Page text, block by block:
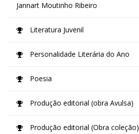
Jannart Moutinho Ribeiro
Literatura Juvenil
Personalidade Literária do Ano
Poesia
Produção editorial (obra Avulsa)
Produção editorial (Obra coleção)